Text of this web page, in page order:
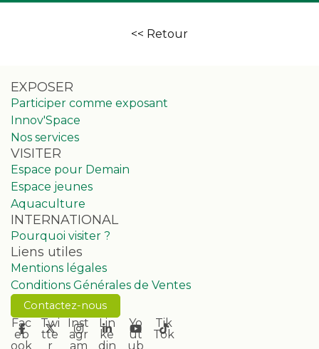
<< Retour
EXPOSER
Participer comme exposant
Innov'Space
Nos services
VISITER
Espace pour Demain
Espace jeunes
Aquaculture
INTERNATIONAL
Pourquoi visiter ?
Liens utiles
Mentions légales
Conditions Générales de Ventes
Contactez-nous
Fac
eb
ook
Twi
tte
r
Inst
agr
am
Lin
ke
din
Yo
ut
ub
Tik
Tok